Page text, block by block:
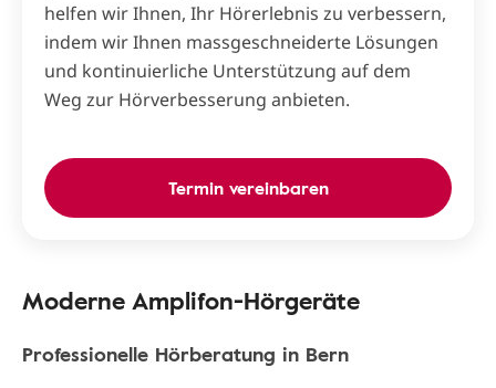
helfen wir Ihnen, Ihr Hörerlebnis zu verbessern,
indem wir Ihnen massgeschneiderte Lösungen
und kontinuierliche Unterstützung auf dem
Weg zur Hörverbesserung anbieten.
Termin vereinbaren
Moderne Amplifon-Hörgeräte
Professionelle Hörberatung in Bern